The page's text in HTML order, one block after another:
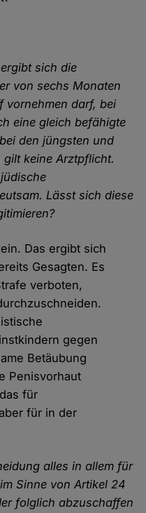
sich die
von sechs Monaten
vornehmen darf, bei
eine gleich befähigte
den jüngsten und
keine Arztpflicht.
Lässt sich diese
Das ergibt sich
Gesagten. Es
verboten,
gegen
Betäubung
Penisvorhaut
für
für in der
alles in allem für
Sinne von Artikel 24
folglich abzuschaffen